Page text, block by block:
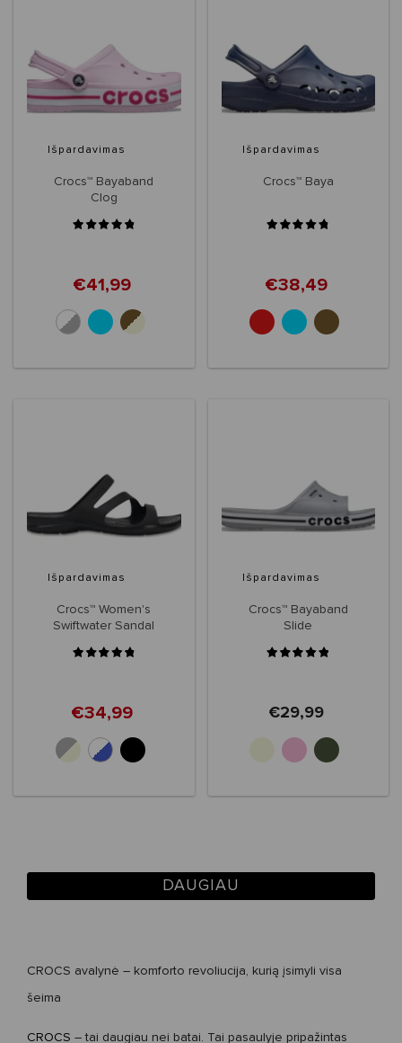
Išpardavimas
Crocs™ Bayaband
Clog
€41,99
Išpardavimas
Crocs™ Baya
€38,49
Išpardavimas
Crocs™ Women's
Swiftwater Sandal
€34,99
Išpardavimas
Crocs™ Bayaband
Slide
€29,99
DAUGIAU
CROCS avalynė – komforto revoliucija, kurią įsimyli visa
šeima
CROCS – tai daugiau nei batai. Tai pasaulyje pripažintas